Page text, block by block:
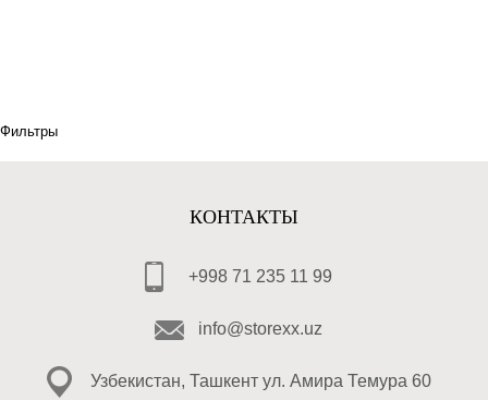
Фильтры
КОНТАКТЫ
+998 71 235 11 99
info@storexx.uz
Узбекистан, Ташкент ул. Амира Темура 60